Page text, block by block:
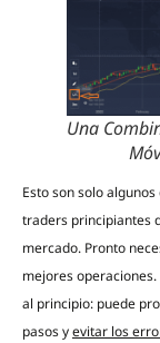
Una
Esto son solo
traders principiantes
mercado. Pronto
mejores
al principio: puede
pasos yevitar los